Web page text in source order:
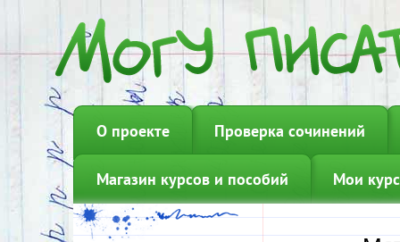
О проекте Проверка сочинений
Магазин курсов и пособий Мои